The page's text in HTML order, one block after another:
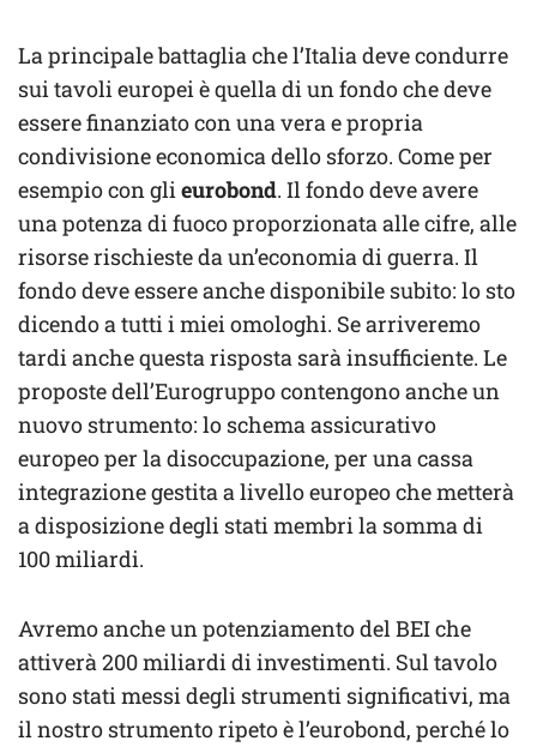
La principale battaglia che l’Italia deve condurre
sui tavoli europei è quella di un fondo che deve
essere finanziato con una vera e propria
condivisione economica dello sforzo. Come per
esempio con glieurobond. Il fondo deve avere
una potenza di fuoco proporzionata alle cifre, alle
risorse rischieste da un’economia di guerra. Il
fondo deve essere anche disponibile subito: lo sto
dicendo a tutti i miei omologhi. Se arriveremo
tardi anche questa risposta sarà insufficiente. Le
proposte dell’Eurogruppo contengono anche un
nuovo strumento: lo schema assicurativo
europeo per la disoccupazione, per una cassa
integrazione gestita a livello europeo che metterà
a disposizione degli stati membri la somma di
100 miliardi.
Avremo anche un potenziamento del BEI che
attiverà 200 miliardi di investimenti. Sul tavolo
sono stati messi degli strumenti significativi, ma
il nostro strumento ripeto è l’eurobond, perché lo